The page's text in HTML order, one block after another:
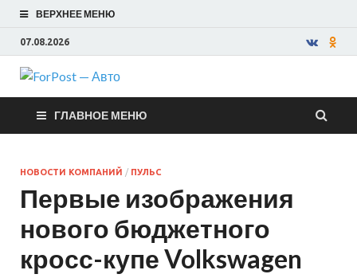
ВЕРХНЕЕ МЕНЮ
07.08.2026
ForPost —
Авто
ГЛАВНОЕ МЕНЮ
НОВОСТИ КОМПАНИЙ / ПУЛЬС
Первые изображения
нового бюджетного
кросс-купе Volkswagen